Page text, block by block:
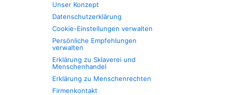
Unser Konzept
Datenschutzerklärung
Cookie-Einstellungen verwalten
Persönliche Empfehlungen
verwalten
Erklärung zu Sklaverei und
Menschenhandel
Erklärung zu Menschenrechten
Firmenkontakt